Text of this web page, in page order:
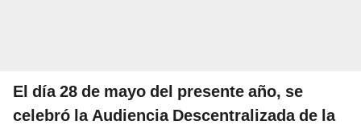
El día 28 de mayo del presente año, se
celebró la Audiencia Descentralizada de la